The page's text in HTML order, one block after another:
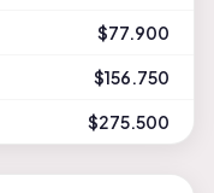
$77.900
$156.750
$275.500